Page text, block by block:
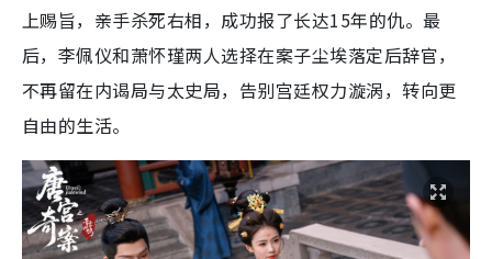
上赐旨，亲手杀死右相，成功报了长达15年的仇。最
后，李佩仪和萧怀瑾两人选择在案子尘埃落定后辞官，
不再留在内谒局与太史局，告别宫廷权力漩涡，转向更
自由的生活。